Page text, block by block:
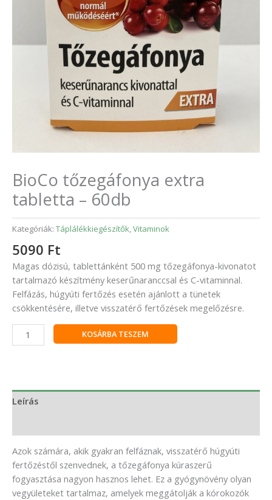
BioCo tőzegáfonya extra
tabletta – 60db
Kategóriák: Táplálékkiegészítők,Vitaminok
5090 Ft
Magas dózisú, tablettánként 500 mg tőzegáfonya-kivonatot
tartalmazó készítmény keserűnaranccsal és C-vitaminnal.
Felfázás, húgyúti fertőzés esetén ajánlott a tünetek
csökkentésére, illetve visszatérő fertőzések megelőzésre.
KOSÁRBA TESZEM
Leírás
Azok számára, akik gyakran felfáznak, visszatérő húgyúti
fertőzéstől szenvednek, a tőzegáfonya kúraszerű
fogyasztása nagyon hasznos lehet. Ez a gyógynövény olyan
vegyületeket tartalmaz, amelyek meggátolják a kórokozók